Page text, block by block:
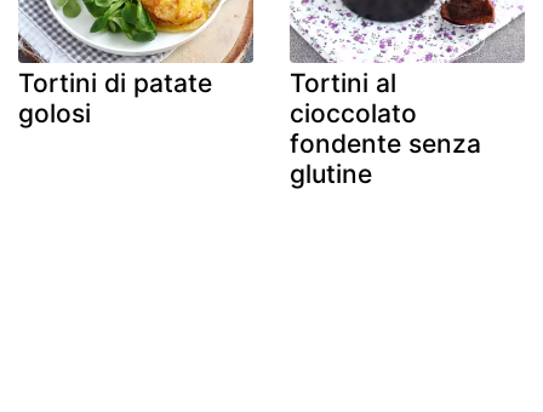
Tortini di patate
golosi
Tortini al
cioccolato
fondente senza
glutine